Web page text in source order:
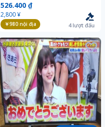
ン Leica Lマウント L39 M39 #26-9
526.400 ₫
2,800 ¥
￥980nội địa 4lượt đấu